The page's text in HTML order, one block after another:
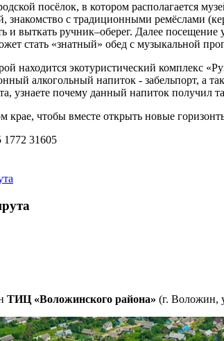
посёлок, в котором располагается
знакомство с традиционными ремёслами
и выткать ручник–оберег. Далее посещение
стать «знатный» обед с музыкальной
находится экотуристический комплекс
алкогольный напиток - забельпорт, а
узнаете почему данный напиток получил
чтобы вместе открыть новые
1772 31605
ТИЦ «Воложинского района» (г. Воложин,